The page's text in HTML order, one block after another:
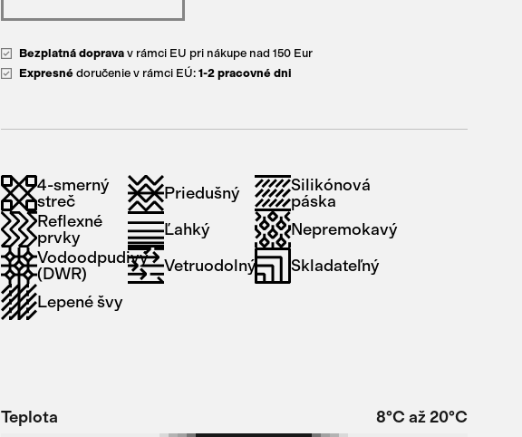
Bezplatná doprava v rámci EU pri nákupe nad 150 Eur
Expresné doručenie v rámci EÚ:1-2 pracovné dni
4-smerný
streč
Priedušný
Silikónová
páska
Reflexné
prvky
Ľahký
Nepremokavý
Vodoodpudivý
(DWR)
Vetruodolný
Skladateľný
Lepené švy
Teplota 8°C až 20°C